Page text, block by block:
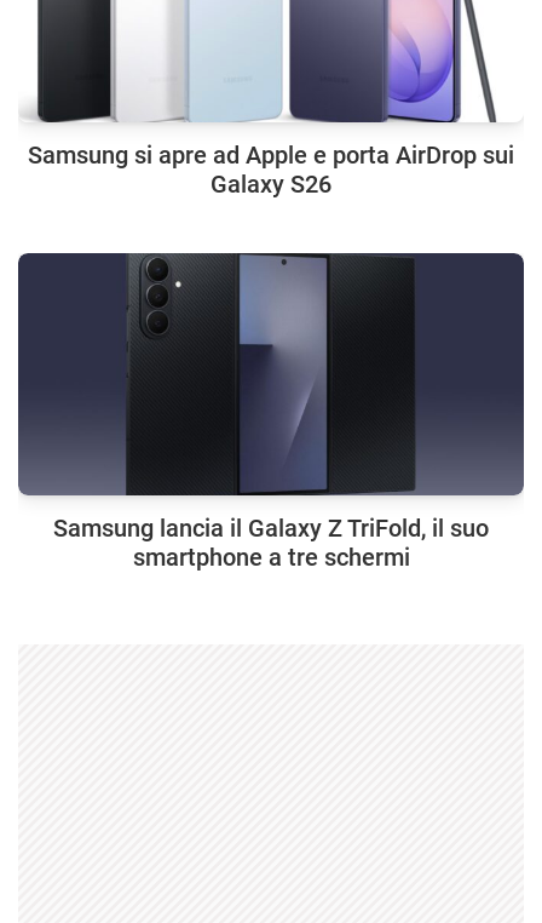
Samsung si apre ad Apple e porta AirDrop sui
Galaxy S26
Samsung lancia il Galaxy Z TriFold, il suo
smartphone a tre schermi